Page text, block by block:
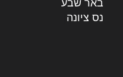
באר שבע
נס ציונה